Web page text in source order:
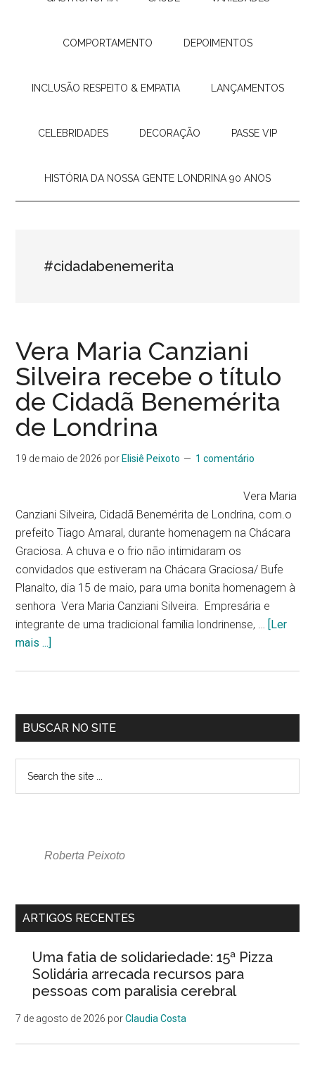
COMPORTAMENTO DEPOIMENTOS
INCLUSÃO RESPEITO & EMPATIA LANÇAMENTOS
CELEBRIDADES DECORAÇÃO PASSE VIP
HISTÓRIA DA NOSSA GENTE LONDRINA 90 ANOS
#cidadabenemerita
Vera Maria Canziani
Silveira recebe o título
de Cidadã Benemérita
de Londrina
19 de maio de 2026 por Elisiê Peixoto 1 comentário
Vera Maria
Canziani Silveira, Cidadã Benemérita de Londrina, com.o
prefeito Tiago Amaral, durante homenagem na Chácara
Graciosa. A chuva e o frio não intimidaram os
convidados que estiveram na Chácara Graciosa/ Bufe
Planalto, dia 15 de maio, para uma bonita homenagem à
senhora Vera Maria Canziani Silveira. Empresária e
integrante de uma tradicional família londrinense, … [Ler
mais ...]
BUSCAR NO SITE
Roberta Peixoto
ARTIGOS RECENTES
Uma fatia de solidariedade: 15ª Pizza
Solidária arrecada recursos para
pessoas com paralisia cerebral
7 de agosto de 2026 porClaudia Costa